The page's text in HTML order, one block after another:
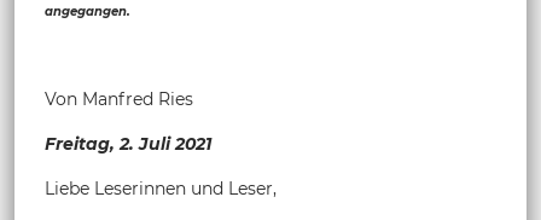
angegangen.
Von Manfred Ries
Freitag, 2. Juli 2021
Liebe Leserinnen und Leser,